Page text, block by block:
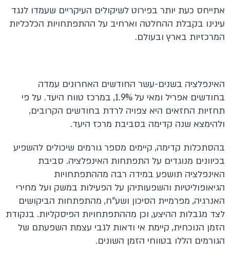
אתייחס כעת יותר בפירוט לשיקולים העיקריים שעמדו לנגד
עינינו בקבלת ההחלטה וארחיב על ההתפתחויות הכלכליות
המרכזיות בארץ ובעולם.
האינפלציה בשנים-עשר החודשים האחרונים עמדה
בחודשים אפריל ומאי על 1.9%, במרכז טווח היעד. על פי
תחזיות החזאים היא צפויה לרדת בחודשים הקרובים,
ולהימצא שנה קדימה בסביבת מרכז היעד.
בהסתכלות קדימה, קיימים מספר גורמים שיכולים להשפיע
בכיוונים מנוגדים על התפתחות האינפלציה. סביבת
האינפלציה תושפע במידה רבה מההתפתחויות
הגיאופוליטיות והשפעותיהן על הפעילות במשק ועל מחירי
האנרגיה, מפרמיית הסיכון ושע"ח, מהתפתחות הביקושים
לצד מגבלות ההיצע, וכן מההתפתחויות הפיסקליות. בנקודת
הזמן הנוכחית, קיימת אי ודאות לגבי עצמת השפעתם של
הגורמים הללו בטווחי הזמן השונים.